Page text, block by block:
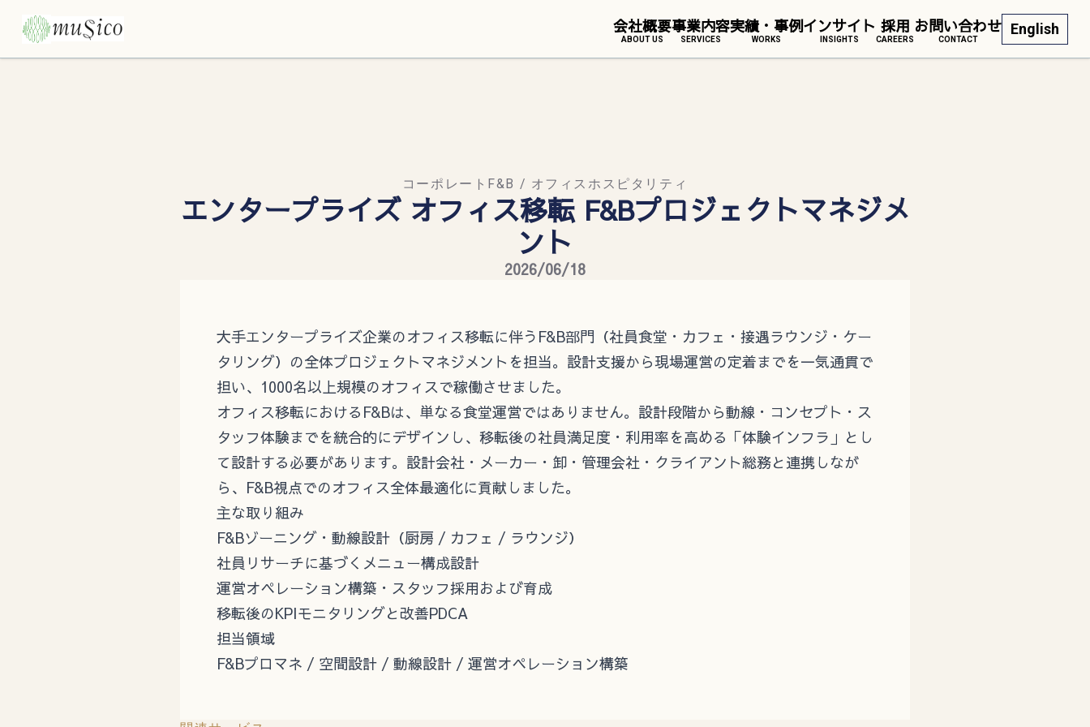
会社概要
ABOUT US
事業内容
SERVICES
実績・事例
WORKS
インサイト
INSIGHTS
採用
CAREERS
お問い合わせ
CONTACT
English
コーポレートF&B / オフィスホスピタリティ
エンタープライズ オフィス移転 F&Bプロジェクトマネジメ
ント
2026/06/18
大手エンタープライズ企業のオフィス移転に伴うF&B部門（社員食堂・カフェ・接遇ラウンジ・ケー
タリング）の全体プロジェクトマネジメントを担当。設計支援から現場運営の定着までを一気通貫で
担い、1000名以上規模のオフィスで稼働させました。
オフィス移転におけるF&Bは、単なる食堂運営ではありません。設計段階から動線・コンセプト・ス
タッフ体験までを統合的にデザインし、移転後の社員満足度・利用率を高める「体験インフラ」とし
て設計する必要があります。設計会社・メーカー・卸・管理会社・クライアント総務と連携しなが
ら、F&B視点でのオフィス全体最適化に貢献しました。
主な取り組み
F&Bゾーニング・動線設計（厨房 / カフェ / ラウンジ）
社員リサーチに基づくメニュー構成設計
運営オペレーション構築・スタッフ採用および育成
移転後のKPIモニタリングと改善PDCA
担当領域
F&Bプロマネ / 空間設計 / 動線設計 / 運営オペレーション構築